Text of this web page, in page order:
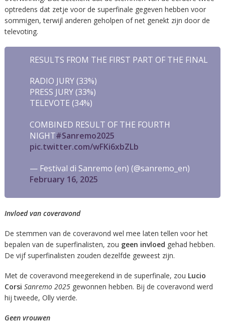
optredens dat zetje voor de superfinale gegeven hebben voor
sommigen, terwijl anderen geholpen of net genekt zijn door de
televoting.
RESULTS FROM THE FIRST PART OF THE FINAL
RADIO JURY (33%)
PRESS JURY (33%)
TELEVOTE (34%)
COMBINED RESULT OF THE FOURTH
NIGHT#Sanremo2025
pic.twitter.com/wFKi6xbZLb
— Festival di Sanremo (en) (@sanremo_en)
February 16, 2025
Invloed van coveravond
De stemmen van de coveravond wel mee laten tellen voor het
bepalen van de superfinalisten, zou geen invloed gehad hebben.
De vijf superfinalisten zouden dezelfde geweest zijn.
Met de coveravond meegerekend in de superfinale, zou Lucio
Corsi Sanremo 2025gewonnen hebben. Bij de coveravond werd
hij tweede, Olly vierde.
Geen vrouwen